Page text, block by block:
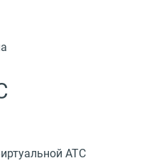
АТС